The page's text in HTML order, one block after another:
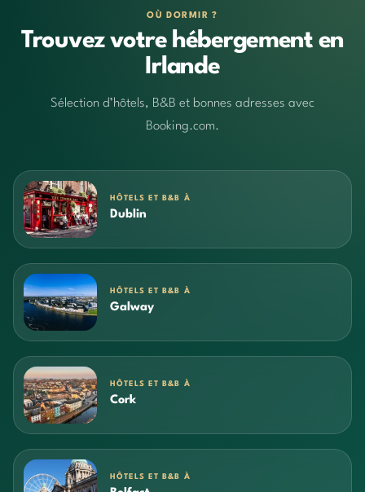
OÙ DORMIR ?
Trouvez votre hébergement en
Irlande
Sélection d’hôtels, B&B et bonnes adresses avec
Booking.com.
HÔTELS ET B&B À
Dublin
HÔTELS ET B&B À
Galway
HÔTELS ET B&B À
Cork
HÔTELS ET B&B À